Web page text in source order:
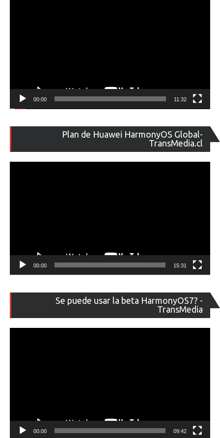
00:00 11:32
Plan de Huawei HarmonyOS Global-
TransMedia.cl
de
00:00 15:31
Se puede usar la beta HarmonyOS7? -
TransMedia
de
00:00 09:42